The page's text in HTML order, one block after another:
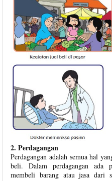
2. Perdagangan
Perdagangan adalah semua hal
beli. Dalam perdagangan ada
membeli barang atau jasa dari